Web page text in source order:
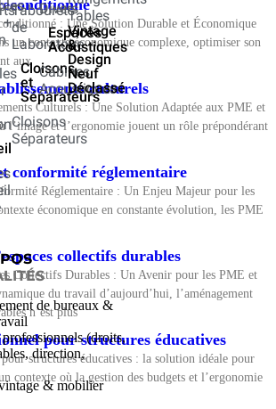
+
Tabourets
de
Laboratoire
Cloisons
et
Séparateurs
Cloisons
Séparateurs
Divers
Espaces
Acoustiques
Cabines
Acoustiques
Tables
Vintage
&
Design
Neuf
Déclassé
de bureaux &
(droits,
direction,
& mobilier
: Une Solution Durable et Économique
un contexte économique complexe, optimiser son
aux
culturels
Culturels : Une Solution Adaptée aux PME et
l’image et l’ergonomie jouent un rôle prépondérant
conformité réglementaire
Réglementaire : Un Enjeu Majeur pour les
économique en constante évolution, les PME
collectifs durables
Collectifs Durables : Un Avenir pour les PME et
du travail d’aujourd’hui, l’aménagement
n’est plus
pour structures éducatives
structures éducatives : la solution idéale pour
contexte où la gestion des budgets et l’ergonomie